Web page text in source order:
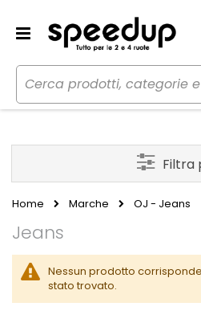
Home Marche OJ - Jeans
Jeans
Nessun prodotto
stato trovato.
Filtra